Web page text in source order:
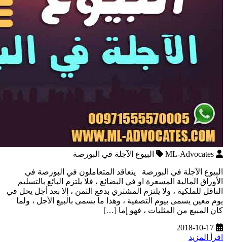
ML-Advocates البيوع الآجلة في البورصة
البيوع الآجلة في البورصة يتعاقد المتعاملون في البورصة في
الأوراق المالية المسعرة او في البضائع ، فلا يلتزم البائع بالتسليم
الناقل للملكية ، ولا يلتزم المشتري بدفع الثمن ، إلا بعد أجل يحل في
يوم معين يسمى بيوم التصفية ، وهذا ما يسمى بالبيع الأجل ، ولما
كان المبيع من المثليات ، فهو إما […]
2018-10-17
اقرأ المزيد